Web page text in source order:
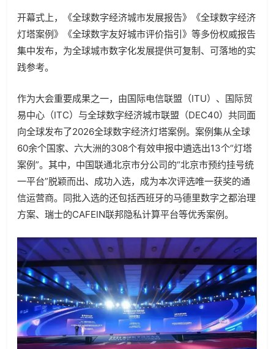
开幕式上，《全球数字经济城市发展报告》《全球数字经济
灯塔案例》《全球数字友好城市评价指引》等多份权威报告
集中发布，为全球城市数字化发展提供可复制、可落地的实
践参考。
作为大会重要成果之一，由国际电信联盟（ITU）、国际贸
易中心（ITC）与全球数字经济城市联盟（DEC40）共同面
向全球发布了2026全球数字经济灯塔案例。案例集从全球
60余个国家、六大洲的308个有效申报中遴选出13个“灯塔
案例”。其中，中国联通北京市分公司的“北京市预约挂号统
一平台”脱颖而出、成功入选，成为本次评选唯一获奖的通
信运营商。同批入选的还包括西班牙的马德里数字之都治理
方案、瑞士的CAFEIN联邦隐私计算平台等优秀案例。